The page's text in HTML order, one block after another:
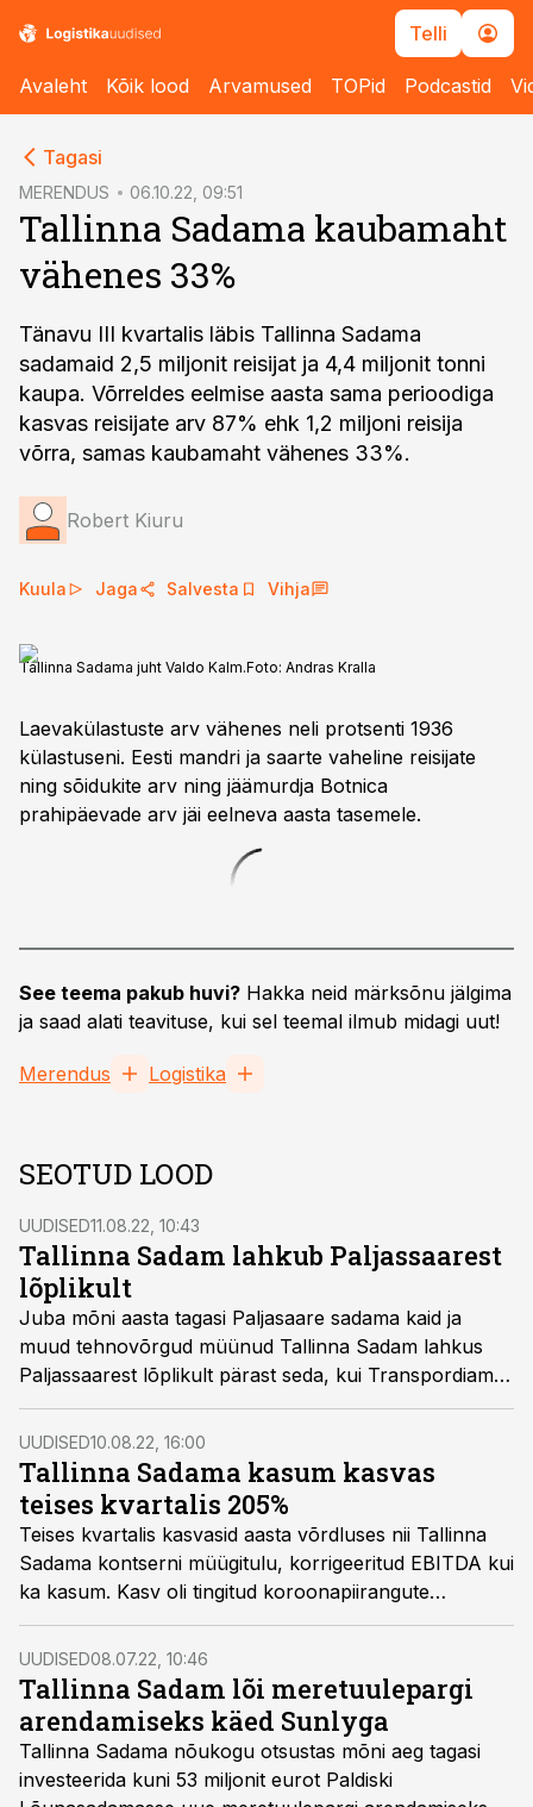
Telli
Avaleht Kõik lood Arvamused TOPid Podcastid
Tagasi
MERENDUS 06.10.22, 09:51
Tallinna Sadama kaubamaht
vähenes 33%
Tänavu III kvartalis läbis Tallinna Sadama
sadamaid 2,5 miljonit reisijat ja 4,4 miljonit tonni
kaupa. Võrreldes eelmise aasta sama perioodiga
kasvas reisijate arv 87% ehk 1,2 miljoni reisija
võrra, samas kaubamaht vähenes 33%.
Robert Kiuru
Kuula Jaga Salvesta Vihja
Tallinna Sadama juht Valdo Kalm.Foto: Andras Kralla
Laevakülastuste arv vähenes neli protsenti 1936
külastuseni. Eesti mandri ja saarte vaheline reisijate
ning sõidukite arv ning jäämurdja Botnica
prahipäevade arv jäi eelneva aasta tasemele.
See teema pakub huvi? Hakka neid märksõnu jälgima
ja saad alati teavituse, kui sel teemal ilmub midagi uut!
Merendus Logistika
SEOTUD LOOD
UUDISED11.08.22, 10:43
Tallinna Sadam lahkub Paljassaarest
lõplikult
Juba mõni aasta tagasi Paljasaare sadama kaid ja
muud tehnovõrgud müünud Tallinna Sadam lahkus
Paljassaarest lõplikult pärast seda, kui Transpordiamet
kuulutas Paljassaare sadama uueks pidajaks Heiti
Hääle ja Taavet Hinriksoni osalusega OÜ Hundipea.
UUDISED10.08.22, 16:00
Tallinna Sadama kasum kasvas
teises kvartalis 205%
Teises kvartalis kasvasid aasta võrdluses nii Tallinna
Sadama kontserni müügitulu, korrigeeritud EBITDA kui
ka kasum. Kasv oli tingitud koroonapiirangute
leevenemisest, kuid samas langesid kaupade mahud.
UUDISED08.07.22, 10:46
Tallinna Sadam lõi meretuulepargi
arendamiseks käed Sunlyga
Tallinna Sadama nõukogu otsustas mõni aeg tagasi
investeerida kuni 53 miljonit eurot Paldiski